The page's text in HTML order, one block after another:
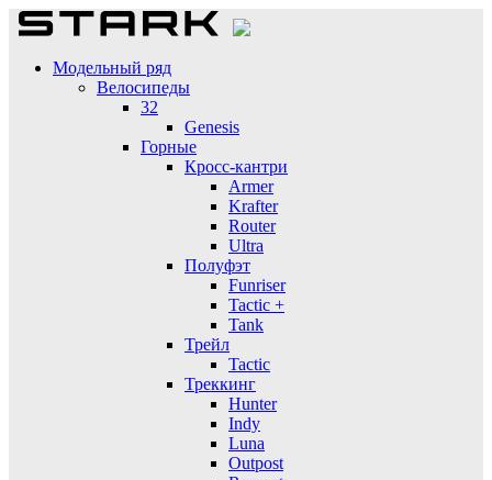
Модельный ряд
Велосипеды
32
Genesis
Горные
Кросс-кантри
Armer
Krafter
Router
Ultra
Полуфэт
Funriser
Tactic +
Tank
Трейл
Tactic
Треккинг
Hunter
Indy
Luna
Outpost